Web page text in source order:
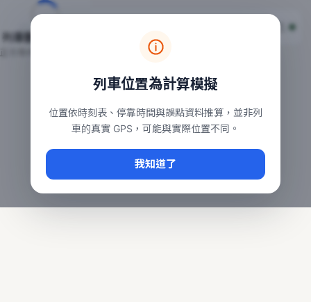
台鐵列車即時位置地圖
本頁顯示目前全台鐵運行中的列車位置，涵蓋自強、普悠瑪、
常用查詢：
、台中車站即時動態
台鐵即時動態
列車位置為計算模擬
位置依時刻表、停靠時間與誤點資料推算，並非列
車的真實 GPS，可能與實際位置不同。
我知道了
列車動態載入中…